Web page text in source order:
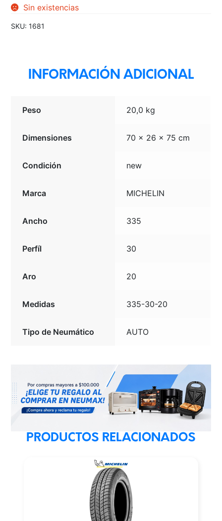
Sin existencias
SKU:1681
INFORMACIÓN ADICIONAL
Peso 20,0 kg
Dimensiones 70 × 26 × 75 cm
Condición new
Marca MICHELIN
Ancho 335
Perfíl 30
Aro 20
Medidas 335-30-20
Tipo de Neumático AUTO
PRODUCTOS RELACIONADOS